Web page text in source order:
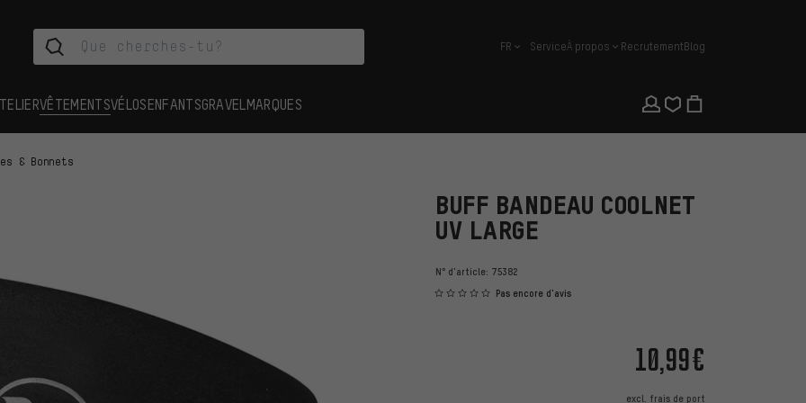
français
FR ServiceÀ propos RecrutementBlog
VÊTEMENTSVÉLOSENFANTSGRAVEL MARQUES
& Bonnets
BUFF BANDEAU COOLNET
UV LARGE
N° d'article: 75382
Pas encore d'avis
10,99€
excl. frais de port